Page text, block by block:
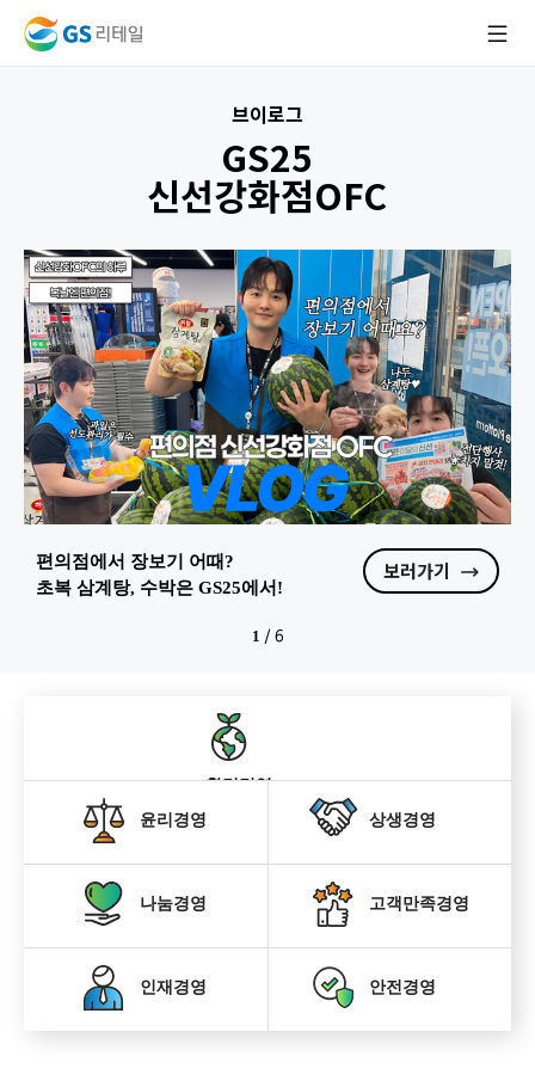
브이로그
GS25
신선강화점OFC
편의점에서 장보기 어때?
초복 삼계탕, 수박은 GS25에서!
보러가기
1 / 6
환경경영
윤리경영
상생경영
나눔경영 고객만족경영
인재경영 안전경영